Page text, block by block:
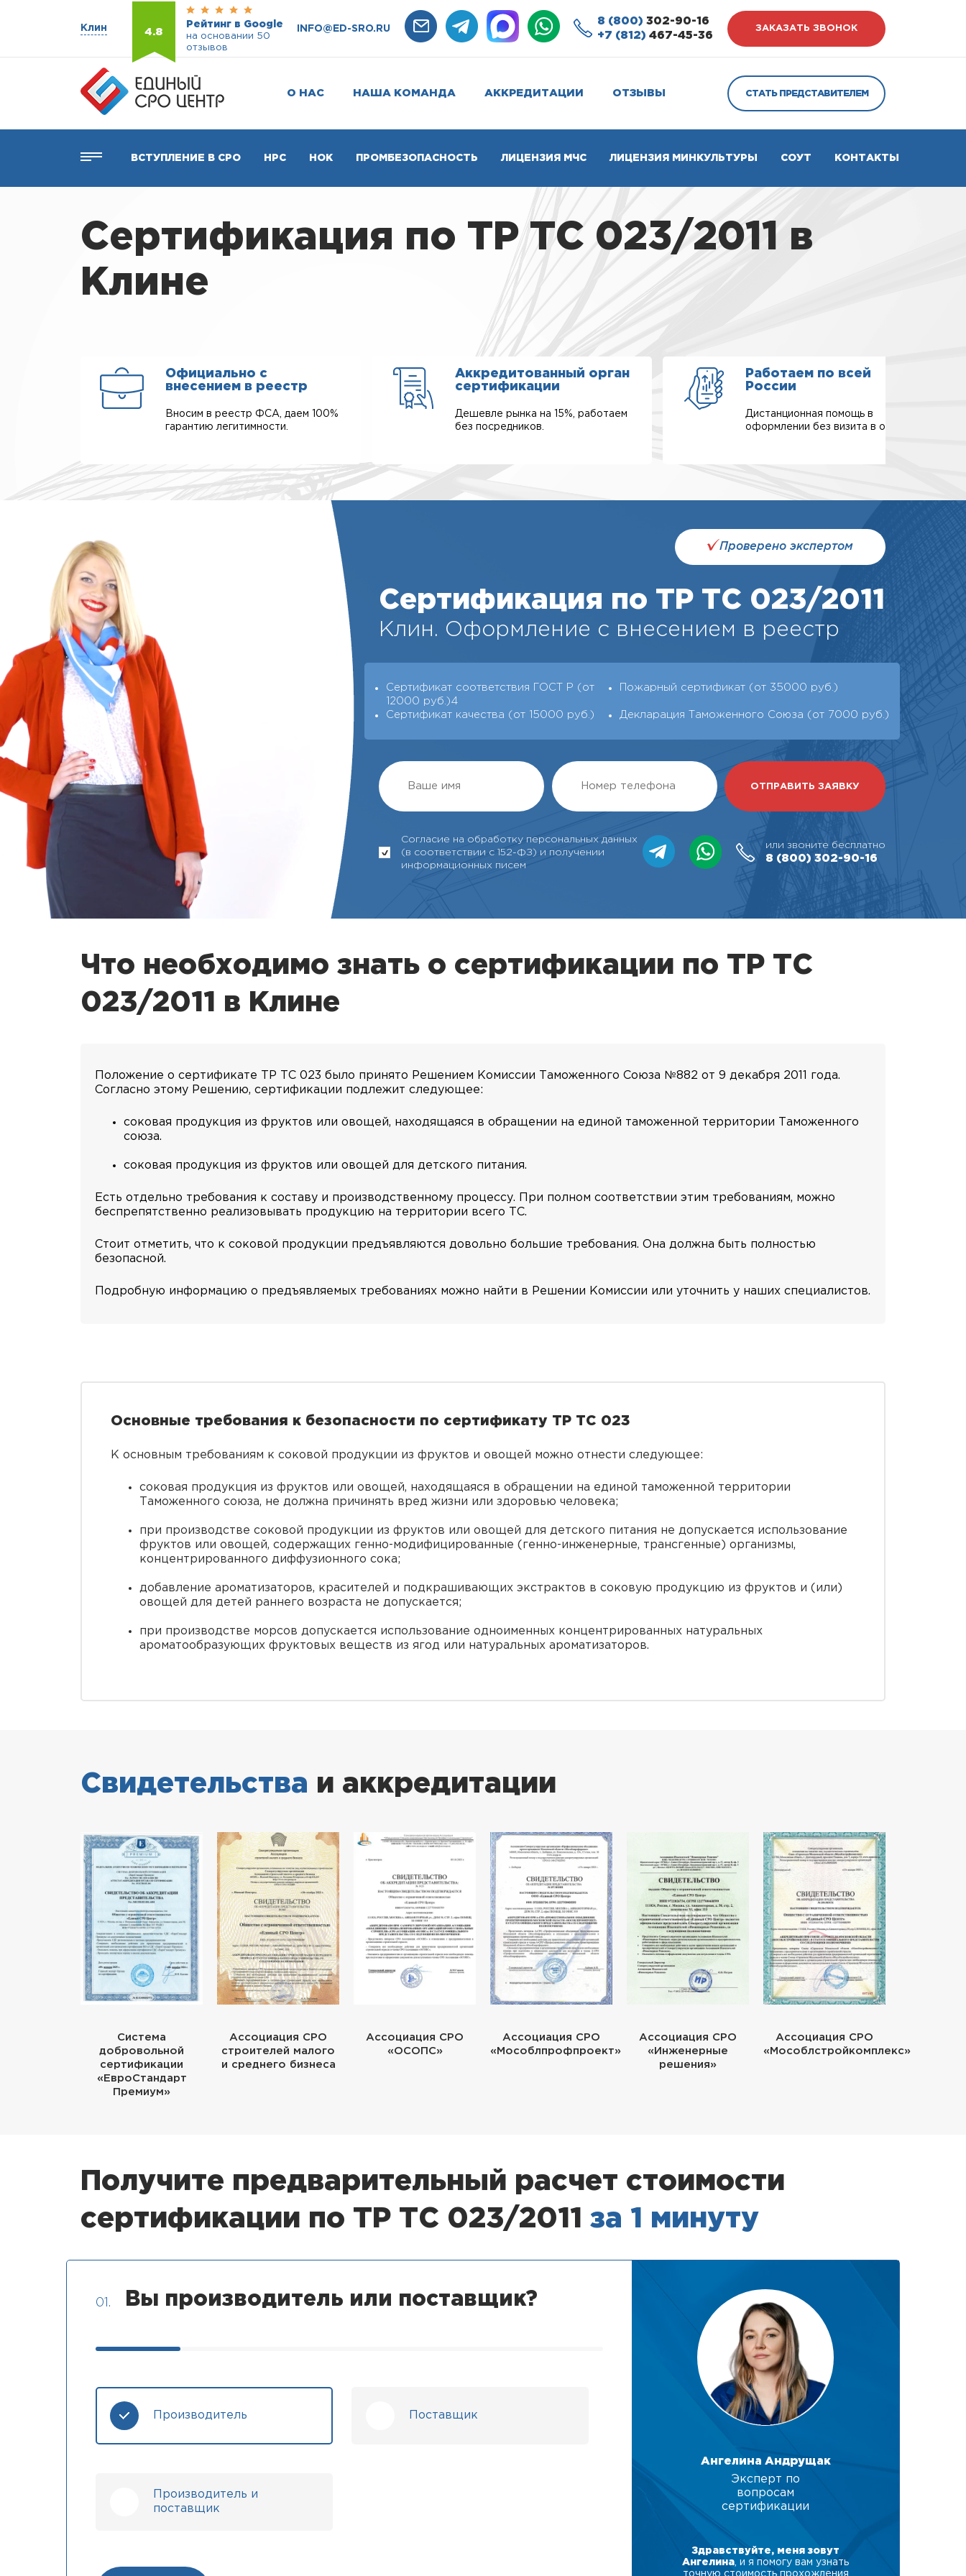
Клин 4.8
Рейтинг в Google
на основании 50
отзывов
INFO@ED-SRO.RU
8 (800) 302-90-16
+7 (812) 467-45-36
ЗАКАЗАТЬ ЗВОНОК
О НАС НАША КОМАНДА АККРЕДИТАЦИИ ОТЗЫВЫ СТАТЬ ПРЕДСТАВИТЕЛЕМ
ВСТУПЛЕНИЕ В СРО НРС НОК ПРОМБЕЗОПАСНОСТЬ ЛИЦЕНЗИЯ МЧС ЛИЦЕНЗИЯ МИНКУЛЬТУРЫ СОУТ КОНТАКТЫ
Сертификация по ТР ТС 023/2011 в
Клине
Официально с
внесением в реестр
Вносим в реестр ФСА, даем 100%
гарантию легитимности.
Аккредитованный орган
сертификации
Дешевле рынка на 15%, работаем
без посредников.
Работаем по всей
России
Дистанционная помощь в
оформлении без визита в офис.
Проверено экспертом
Сертификация по ТР ТС 023/2011
Клин. Оформление с внесением в реестр
Сертификат соответствия ГОСТ Р (от
12000 руб.)4
Пожарный сертификат (от 35000 руб.)
Сертификат качества (от 15000 руб.) Декларация Таможенного Союза (от 7000 руб.)
Согласие на обработку персональных данных
(в соответствии с 152-ФЗ) и получении
информационных писем
или звоните бесплатно
8 (800) 302-90-16
Что необходимо знать о сертификации по ТР ТС
023/2011 в Клине
Положение о сертификате ТР ТС 023 было принято Решением Комиссии Таможенного Союза №882 от 9 декабря 2011 года.
Согласно этому Решению, сертификации подлежит следующее:
соковая продукция из фруктов или овощей, находящаяся в обращении на единой таможенной территории Таможенного
союза.
соковая продукция из фруктов или овощей для детского питания.
Есть отдельно требования к составу и производственному процессу. При полном соответствии этим требованиям, можно
беспрепятственно реализовывать продукцию на территории всего ТС.
Стоит отметить, что к соковой продукции предъявляются довольно большие требования. Она должна быть полностью
безопасной.
Подробную информацию о предъявляемых требованиях можно найти в Решении Комиссии или уточнить у наших специалистов.
Основные требования к безопасности по сертификату ТР ТС 023
К основным требованиям к соковой продукции из фруктов и овощей можно отнести следующее:
соковая продукция из фруктов или овощей, находящаяся в обращении на единой таможенной территории
Таможенного союза, не должна причинять вред жизни или здоровью человека;
при производстве соковой продукции из фруктов или овощей для детского питания не допускается использование
фруктов или овощей, содержащих генно-модифицированные (генно-инженерные, трансгенные) организмы,
концентрированного диффузионного сока;
добавление ароматизаторов, красителей и подкрашивающих экстрактов в соковую продукцию из фруктов и (или)
овощей для детей раннего возраста не допускается;
при производстве морсов допускается использование одноименных концентрированных натуральных
ароматообразующих фруктовых веществ из ягод или натуральных ароматизаторов.
Свидетельства и аккредитации
Система
добровольной
сертификации
«ЕвроСтандарт
Премиум»
Ассоциация СРО
строителей малого
и среднего бизнеса
Ассоциация СРО
«ОСОПС»
Ассоциация СРО
«Мособлпрофпроект»
Ассоциация СРО
«Инженерные
решения»
Ассоциация СРО
«Мособлстройкомплекс»
Получите предварительный расчет стоимости
сертификации по ТР ТС 023/2011 за 1 минуту
01. Вы производитель или поставщик?
Производитель Поставщик
Производитель и
поставщик
Ангелина Андрущак
Эксперт по
вопросам
сертификации
Здравствуйте, меня зовут
Ангелина , и я помогу вам узнать
точную стоимость прохождения